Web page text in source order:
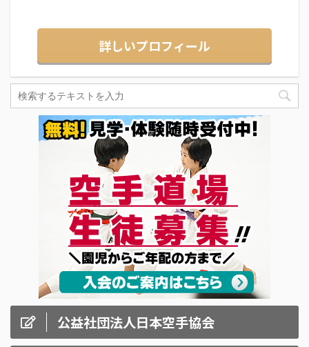
詳しいプロフィール
公益社団法人日本空手協会